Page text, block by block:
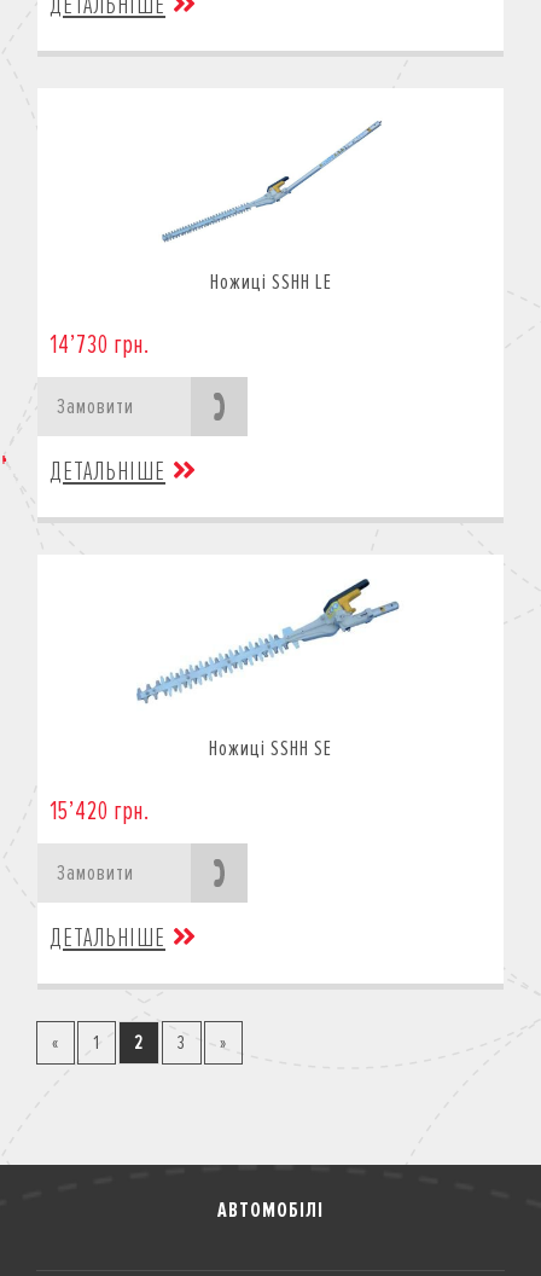
Ножиці SSHH LE
14’730 грн.
Замовити
ДЕТАЛЬНІШЕ
Ножиці SSHH SE
15’420 грн.
Замовити
ДЕТАЛЬНІШЕ
« 1 2 3 »
АВТОМОБІЛІ